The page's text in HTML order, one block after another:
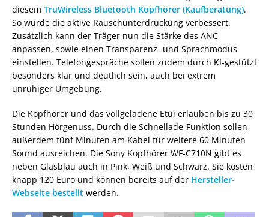
diesem TruWireless Bluetooth Kopfhörer (Kaufberatung).
So wurde die aktive Rauschunterdrückung verbessert.
Zusätzlich kann der Träger nun die Stärke des ANC
anpassen, sowie einen Transparenz- und Sprachmodus
einstellen. Telefongespräche sollen zudem durch KI-gestützt
besonders klar und deutlich sein, auch bei extrem
unruhiger Umgebung.
Die Kopfhörer und das vollgeladene Etui erlauben bis zu 30
Stunden Hörgenuss. Durch die Schnellade-Funktion sollen
außerdem fünf Minuten am Kabel für weitere 60 Minuten
Sound ausreichen. Die Sony Kopfhörer WF-C710N gibt es
neben Glasblau auch in Pink, Weiß und Schwarz. Sie kosten
knapp 120 Euro und können bereits auf der Hersteller-
Webseite bestellt werden.